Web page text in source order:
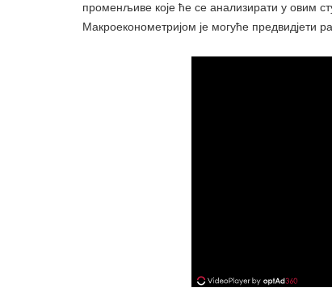
променљиве које ће се анализирати у овим
Макроеконометријом је могуће предвидјети